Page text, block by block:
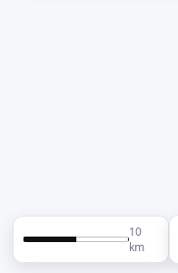
10
km